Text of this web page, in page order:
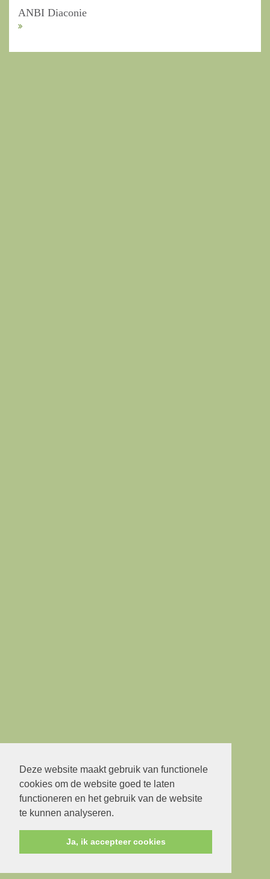
Deze website maakt gebruik van functionele
cookies om de website goed te laten
functioneren en het gebruik van de website
te kunnen analyseren.
Ja, ik accepteer cookies
ANBI Diaconie